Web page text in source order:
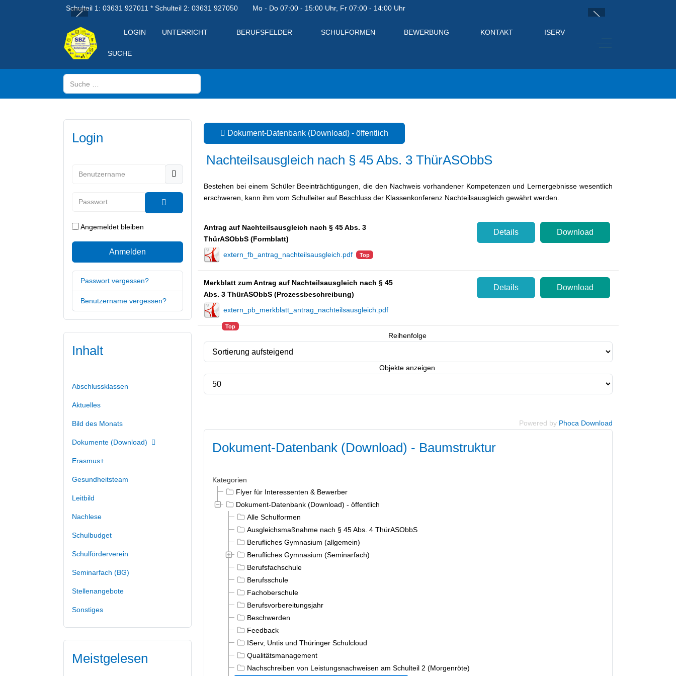
Schulteil 1: 03631 927011 * Schulteil 2: 03631 927050 Mo - Do 07:00 - 15:00 Uhr, Fr 07:00 - 14:00 Uhr
LOGIN UNTERRICHT BERUFSFELDER SCHULFORMEN BEWERBUNG KONTAKT ISERV
SUCHE
Off-Canvas Toggle
Suchen
Login
Passwort anzeigen
Angemeldet bleiben
Anmelden
Passwort vergessen?
Benutzername vergessen?
Inhalt
Abschlussklassen
Aktuelles
Bild des Monats
Dokumente (Download)
Erasmus+
Gesundheitsteam
Leitbild
Nachlese
Schulbudget
Schulförderverein
Seminarfach (BG)
Stellenangebote
Sonstiges
Meistgelesen
Dokument-Datenbank (Download) - öffentlich
Nachteilsausgleich nach § 45 Abs. 3 ThürASObbS
Bestehen bei einem Schüler Beeinträchtigungen, die den Nachweis vorhandener Kompetenzen und Lernergebnisse wesentlich
erschweren, kann ihm vom Schulleiter auf Beschluss der Klassenkonferenz Nachteilsausgleich gewährt werden.
Antrag auf Nachteilsausgleich nach § 45 Abs. 3
ThürASObbS (Formblatt)
extern_fb_antrag_nachteilsausgleich.pdf
Top
Download
Details
Merkblatt zum Antrag auf Nachteilsausgleich nach § 45
Abs. 3 ThürASObbS (Prozessbeschreibung)
extern_pb_merkblatt_antrag_nachteilsausgleich.pdf
Top
Download
Details
Reihenfolge
Objekte anzeigen
Powered by Phoca Download
Dokument-Datenbank (Download) - Baumstruktur
Kategorien
Flyer für Interessenten & Bewerber
Dokument-Datenbank (Download) - öffentlich
Alle Schulformen
Ausgleichsmaßnahme nach § 45 Abs. 4 ThürASObbS
Berufliches Gymnasium (allgemein)
Berufliches Gymnasium (Seminarfach)
Berufsfachschule
Berufsschule
Fachoberschule
Berufsvorbereitungsjahr
Beschwerden
Feedback
IServ, Untis und Thüringer Schulcloud
Qualitätsmanagement
Nachschreiben von Leistungsnachweisen am Schulteil 2 (Morgenröte)